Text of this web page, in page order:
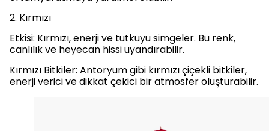
2. Kırmızı
Etkisi: Kırmızı, enerji ve tutkuyu simgeler. Bu renk,
canlılık ve heyecan hissi uyandırabilir.
Kırmızı Bitkiler: Antoryum gibi kırmızı çiçekli bitkiler,
enerji verici ve dikkat çekici bir atmosfer oluşturabilir.